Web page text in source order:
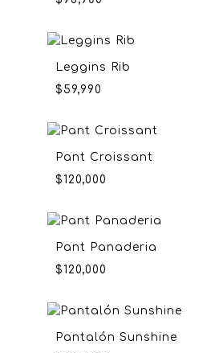
Leggins Rib
$ 59,990
Pant Croissant
$120,000
Pant Panaderia
$120,000
Pantalón Sunshine